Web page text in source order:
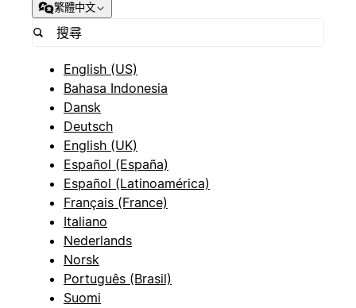
繁體中文
English (US)
Bahasa Indonesia
Dansk
Deutsch
English (UK)
Español (España)
Español (Latinoamérica)
Français (France)
Italiano
Nederlands
Norsk
Português (Brasil)
Suomi